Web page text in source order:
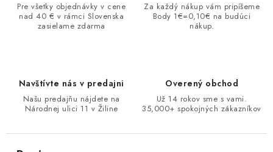
Pre všetky objednávky v cene
nad 40 € v rámci Slovenska
zasielame zdarma
Za každý nákup vám pripíšeme
Body 1€=0,10€ na budúci
nákup.
Navštívte nás v predajni
Našu predajňu nájdete na
Národnej ulici 11 v Žiline
Overený obchod
Už 14 rokov sme s vami.
35,000+ spokojných zákazníkov